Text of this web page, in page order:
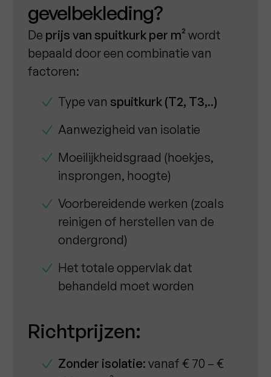
gevelbekleding?
De prijs van spuitkurk per m² wordt
bepaald door een combinatie van
factoren:
Type van spuitkurk (T2, T3,..)
Aanwezigheid van isolatie
Moeilijkheidsgraad (hoekjes,
insprongen, hoogte)
Voorbereidende werken (zoals
reinigen of herstellen van de
ondergrond)
Het totale oppervlak dat
behandeld moet worden
Richtprijzen:
Zonder isolatie: vanaf € 70 – €